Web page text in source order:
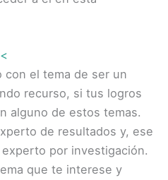
con el tema de ser un
recurso, si tus logros
alguno de estos temas.
de resultados y, ese
por investigación.
que te interese y